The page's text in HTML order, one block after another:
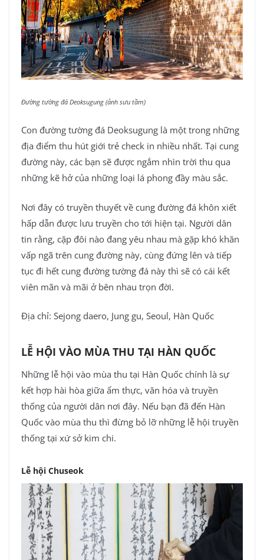
Đường tường đá Deoksugung (ảnh sưu tầm)
Con đường tường đá Deoksugung là một trong những
địa điểm thu hút giới trẻ check in nhiều nhất. Tại cung
đường này, các bạn sẽ được ngắm nhìn trời thu qua
những kẽ hở của những loại lá phong đầy màu sắc.
Nơi đây có truyền thuyết về cung đường đá khôn xiết
hấp dẫn được lưu truyền cho tới hiện tại. Người dân
tin rằng, cặp đôi nào đang yêu nhau mà gặp khó khăn
vấp ngã trên cung đường này, cùng đứng lên và tiếp
tục đi hết cung đường tường đá này thì sẽ có cái kết
viên mãn và mãi ở bên nhau trọn đời.
Địa chỉ: Sejong daero, Jung gu, Seoul, Hàn Quốc
LỄ HỘI VÀO MÙA THU TẠI HÀN QUỐC
Những lễ hội vào mùa thu tại Hàn Quốc chính là sự
kết hợp hài hòa giữa ẩm thực, văn hóa và truyền
thống của người dân nơi đây. Nếu bạn đã đến Hàn
Quốc vào mùa thu thì đừng bỏ lỡ những lễ hội truyền
thống tại xứ sở kim chi.
Lễ hội Chuseok